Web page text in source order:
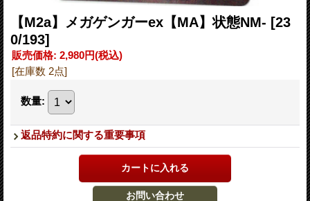
【M2a】メガゲンガーex【MA】状態NM- [23
0/193]
販売価格: 2,980円(税込)
[在庫数 2点]
数量:
返品特約に関する重要事項